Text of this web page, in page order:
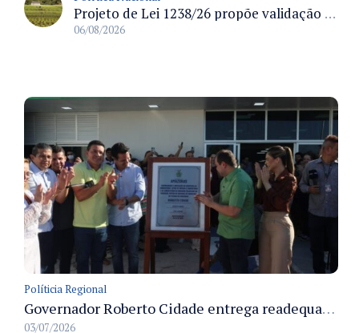
Projeto de Lei 1238/26 propõe validação automática do Cadastro Ambiental Rural para imóveis de até quatro módulos fiscais
06/08/2026
Políticia Regional
Governador Roberto Cidade entrega readequação do ambulatório da FCecon e amplia capacidade de atendimento oncológico em Manaus
03/07/2026